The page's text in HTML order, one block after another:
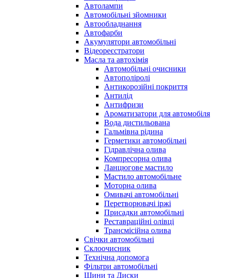
Автолампи
Автомобільні зйомники
Автообладнання
Автофарби
Акумулятори автомобільні
Відеореєстратори
Масла та автохімія
Автомобільні очисники
Автополіролі
Антикорозійні покриття
Антилід
Антифризи
Ароматизатори для автомобіля
Вода дистильована
Гальмівна рідина
Герметики автомобільні
Гідравлічна олива
Компресорна олива
Ланцюгове мастило
Мастило автомобільне
Моторна олива
Омивачі автомобільні
Перетворювачі іржі
Присадки автомобільні
Реставраційні олівці
Трансмісійна олива
Свічки автомобільні
Склоочисник
Технічна допомога
Фільтри автомобільні
Шини та Диски